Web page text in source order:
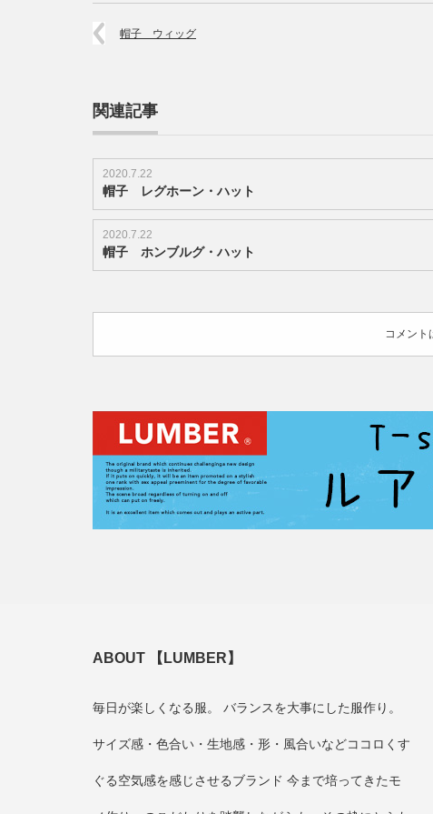
ー
は
帽子 ウィッグ
関連記事
2020.7.22
帽子 レグホーン・ハット
2020.7.22
帽子 ホンブルグ・ハット
コメント
ABOUT 【LUMBER】
毎日が楽しくなる服。 バランスを大事にした服作り。
サイズ感・色合い・生地感・形・風合いなどココロくす
ぐる空気感を感じさせるブランド 今まで培ってきたモ